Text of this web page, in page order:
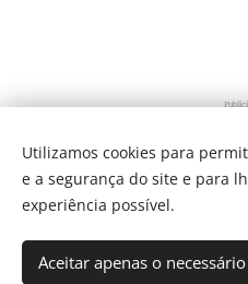
Share
Utilizamos cookies para
e a segurança do site e para
experiência possível.
Aceitar apenas o necessário